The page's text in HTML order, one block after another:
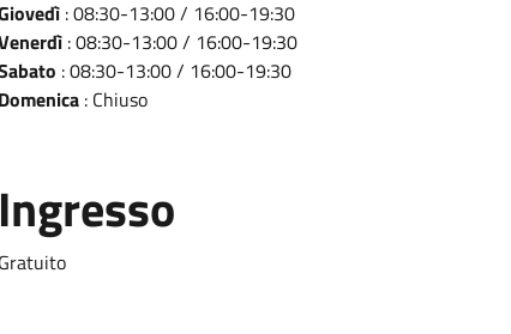
: 08:30-13:00 / 16:00-19:30
: 08:30-13:00 / 16:00-19:30
: 08:30-13:00 / 16:00-19:30
Domenica: Chiuso
Ingresso
Gratuito